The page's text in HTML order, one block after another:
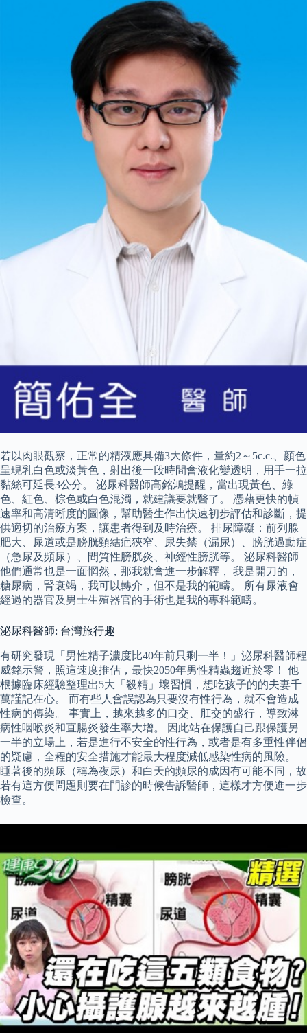
若以肉眼觀察，正常的精液應具備3大條件，量約2～5c.c.、顏色
呈現乳白色或淡黃色，射出後一段時間會液化變透明，用手一拉
黏絲可延長3公分。 泌尿科醫師高銘鴻提醒，當出現黃色、綠
色、紅色、棕色或白色混濁，就建議要就醫了。 憑藉更快的幀
速率和高清晰度的圖像，幫助醫生作出快速初步評估和診斷，提
供適切的治療方案，讓患者得到及時治療。 排尿障礙：前列腺
肥大、尿道或是膀胱頸結疤狹窄、尿失禁（漏尿）、膀胱過動症
（急尿及頻尿）、間質性膀胱炎、神經性膀胱等。 泌尿科醫師
他們通常也是一面惘然，那我就會進一步解釋， 我是開刀的，
糖尿病，腎衰竭，我可以轉介，但不是我的範疇。 所有尿液會
經過的器官及男士生殖器官的手術也是我的專科範疇。
泌尿科醫師: 台灣旅行趣
有研究發現「男性精子濃度比40年前只剩一半！」泌尿科醫師程
威銘示警，照這速度推估，最快2050年男性精蟲趨近於零！ 他
根據臨床經驗整理出5大「殺精」壞習慣，想吃孩子的的夫妻千
萬謹記在心。 而有些人會誤認為只要沒有性行為，就不會造成
性病的傳染。 事實上，越來越多的口交、肛交的盛行，導致淋
病性咽喉炎和直腸炎發生率大增。 因此站在保護自己跟保護另
一半的立場上，若是進行不安全的性行為，或者是有多重性伴侶
的疑慮，全程的安全措施才能最大程度減低感染性病的風險。
睡著後的頻尿（稱為夜尿）和白天的頻尿的成因有可能不同，故
若有這方便問題則要在門診的時候告訴醫師，這樣才方便進一步
檢查。